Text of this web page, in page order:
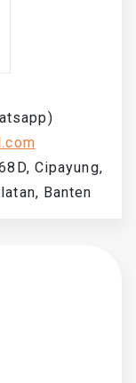
Cipayung,
Banten